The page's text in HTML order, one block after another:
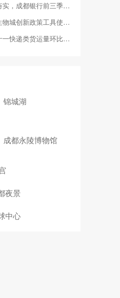
行前三季度净利增长32% 看财报
扩展至成渝地区双城经济圈 一张创新券串起“同心圆”
快速增长，成都为购买力最强的新一线城市
锦城湖
成都永陵博物馆
夜景
中心